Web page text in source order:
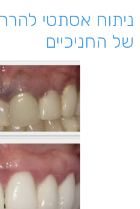
ניתוח אסתטי
של החניכיים